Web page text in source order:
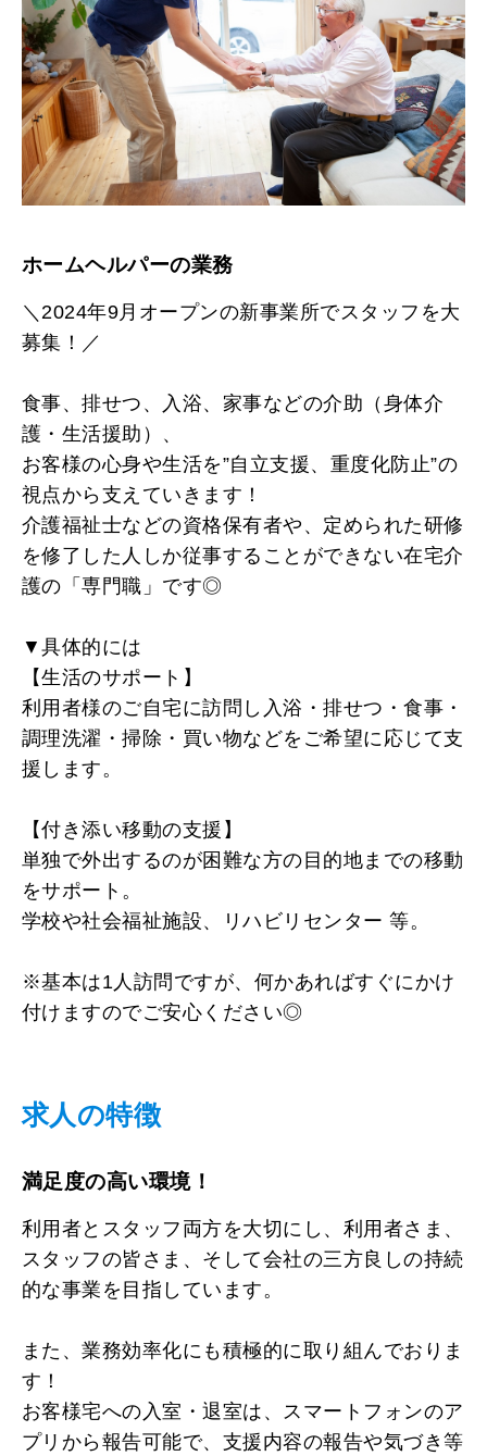
ホームヘルパーの業務
＼2024年9月オープンの新事業所でスタッフを大
募集！／
食事、排せつ、入浴、家事などの介助（身体介
護・生活援助）、
お客様の心身や生活を”自立支援、重度化防止”の
視点から支えていきます！
介護福祉士などの資格保有者や、定められた研修
を修了した人しか従事することができない在宅介
護の「専門職」です◎
▼具体的には
【生活のサポート】
利用者様のご自宅に訪問し入浴・排せつ・食事・
調理洗濯・掃除・買い物などをご希望に応じて支
援します。
【付き添い移動の支援】
単独で外出するのが困難な方の目的地までの移動
をサポート。
学校や社会福祉施設、リハビリセンター 等。
※基本は1人訪問ですが、何かあればすぐにかけ
付けますのでご安心ください◎
求人の特徴
満足度の高い環境！
利用者とスタッフ両方を大切にし、利用者さま、
スタッフの皆さま、そして会社の三方良しの持続
的な事業を目指しています。
また、業務効率化にも積極的に取り組んでおりま
す！
お客様宅への入室・退室は、スマートフォンのア
プリから報告可能で、支援内容の報告や気づき等